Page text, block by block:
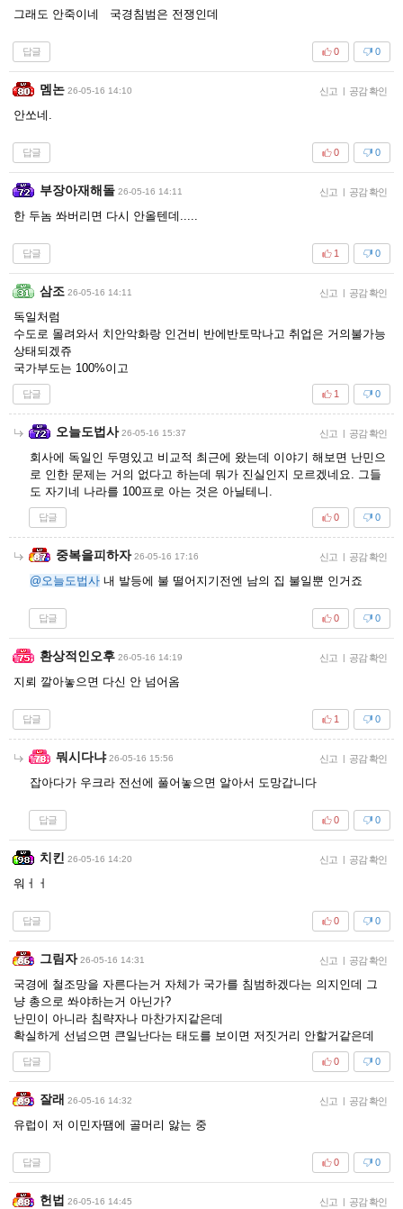
그래도 안죽이네 국경침범은 전쟁인데
답글 0
0
멤논 26-05-16 14:10 신고 | 공감 확인
안쏘네.
답글 0
0
부장아재해돌 26-05-16 14:11 신고 | 공감 확인
한 두놈 쏴버리면 다시 안올텐데.....
답글 0
1
삼조 26-05-16 14:11 신고 | 공감 확인
독일처럼
수도로 몰려와서 치안악화랑 인건비 반에반토막나고 취업은 거의불가능
상태되겠쥬
국가부도는 100%이고
답글 0
1
오늘도법사 26-05-16 15:37 신고 | 공감 확인
회사에 독일인 두명있고 비교적 최근에 왔는데 이야기 해보면 난민으
로 인한 문제는 거의 없다고 하는데 뭐가 진실인지 모르겠네요. 그들
도 자기네 나라를 100프로 아는 것은 아닐테니.
답글 0
0
중복을피하자 26-05-16 17:16 신고 | 공감 확인
@오늘도법사 내 발등에 불 떨어지기전엔 남의 집 불일뿐 인거죠
답글 0
0
환상적인오후 26-05-16 14:19 신고 | 공감 확인
지뢰 깔아놓으면 다신 안 넘어옴
답글 0
1
뭐시다냐 26-05-16 15:56 신고 | 공감 확인
잡아다가 우크라 전선에 풀어놓으면 알아서 도망갑니다
답글 0
0
치킨 26-05-16 14:20 신고 | 공감 확인
워ㅓㅓ
답글 0
0
그림자 26-05-16 14:31 신고 | 공감 확인
국경에 철조망을 자른다는거 자체가 국가를 침범하겠다는 의지인데 그
냥 총으로 쏴야하는거 아닌가?
난민이 아니라 침략자나 마찬가지같은데
확실하게 선넘으면 큰일난다는 태도를 보이면 저짓거리 안할거같은데
답글 0
0
잘래 26-05-16 14:32 신고 | 공감 확인
유럽이 저 이민자땜에 골머리 앓는 중
답글 0
0
헌법 26-05-16 14:45 신고 | 공감 확인